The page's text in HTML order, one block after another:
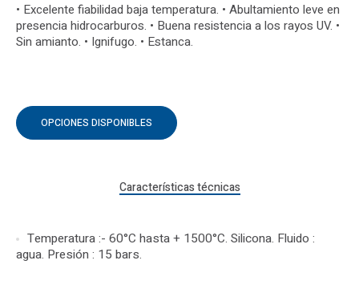
• Excelente fiabilidad baja temperatura. • Abultamiento leve en
presencia hidrocarburos. • Buena resistencia a los rayos UV. •
Sin amianto. • Ignifugo. • Estanca.
OPCIONES DISPONIBLES
Características técnicas
Temperatura :- 60°C hasta + 1500°C. Silicona. Fluido :
agua. Presión : 15 bars.